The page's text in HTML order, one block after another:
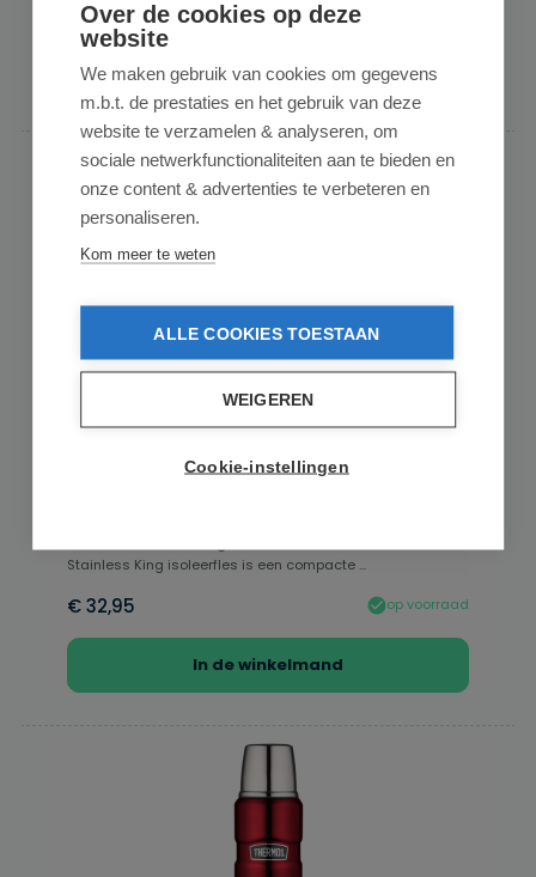
€ 32,95
In de winkelmand
470ml - Army Green Mat
Stainless King isoleerfles is een compacte ...
€ 32,95 op voorraad
In de winkelmand
Over de cookies op deze
website
We maken gebruik van cookies om gegevens
m.b.t. de prestaties en het gebruik van deze
website te verzamelen & analyseren, om
sociale netwerkfunctionaliteiten aan te bieden en
onze content & advertenties te verbeteren en
personaliseren.
Kom meer te weten
ALLE COOKIES TOESTAAN
WEIGEREN
Cookie-instellingen